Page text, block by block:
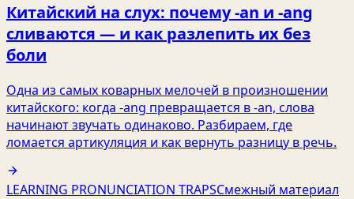
Китайский на слух: почему -an и -ang
сливаются — и как разлепить их без
боли
Одна из самых коварных мелочей в произношении
китайского: когда -ang превращается в -an, слова
начинают звучать одинаково. Разбираем, где
ломается артикуляция и как вернуть разницу в речь.
LEARNING PRONUNCIATION TRAPSСмежный материал